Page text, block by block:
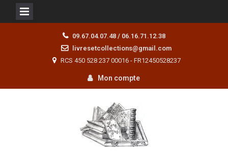
09.67.04.07.48 / 06.16.71.12.38
livresetcollections@gmail.com
RCS 450 528 237 00016 - FR12450528237
Mon compte